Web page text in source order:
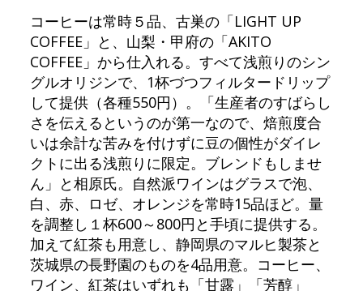
コーヒーは常時５品、古巣の「LIGHT UP
COFFEE」と、山梨・甲府の「AKITO
COFFEE」から仕入れる。すべて浅煎りのシン
グルオリジンで、1杯づつフィルタードリップ
して提供（各種550円）。「生産者のすばらし
さを伝えるというのが第一なので、焙煎度合
いは余計な苦みを付けずに豆の個性がダイレ
クトに出る浅煎りに限定。ブレンドもしませ
ん」と相原氏。自然派ワインはグラスで泡、
白、赤、ロゼ、オレンジを常時15品ほど。量
を調整し１杯600～800円と手頃に提供する。
加えて紅茶も用意し、静岡県のマルヒ製茶と
茨城県の長野園のものを4品用意。コーヒー、
ワイン、紅茶はいずれも「甘露」「芳醇」